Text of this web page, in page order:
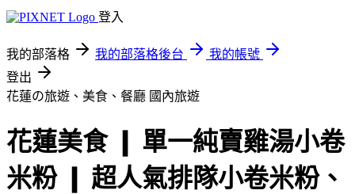
登入
我的部落格 我的部落格後台
我的帳號
登出
花蓮の旅遊、美食、餐廳 國內旅遊
花蓮美食 ❙ 單一純賣雞湯小卷
米粉 ❙ 超人氣排隊小卷米粉、